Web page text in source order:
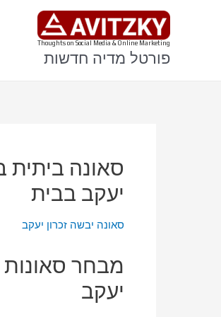
Thoughts on Social Media & Online Marketing
פורטל מדיה חדשות
סאונה ביתית
יעקב בבית
סאונה יבשה זכרון יעקב
מבחר סאונות
יעקב